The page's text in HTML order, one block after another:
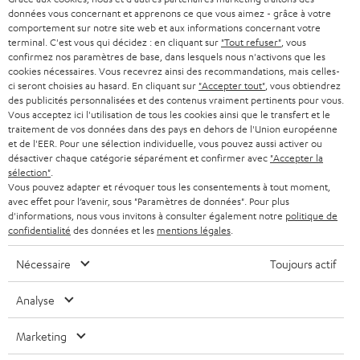
à
l
a
n
e
w
s
l
e
t
t
e
r
SYSTEMES COMPLETS HOME CINEMA
BARRES DE SON
STEREO
SMART HOME
BLUETOOTH
CASQUES AUDIO
CASQUES BLUETOOTH AUDIO
SYSTEMES COMPLETS
ENCEINTES
ULTIMA
SUPPORT
CARRIÈRE
PRESSE
B2B
BLOG
NEWSLETTER
MAGASINS
AVANTAGES D’ACHAT
L’HISTOIRE DE TEUFEL
Boutiques en ligne Teufel
ALLEMAGNE
AUTRICHE
SUISSE
PAYS-BAS
FRANCE
POLOGNE
données vous concernant et apprenons ce que vous aimez - grâce à votre
comportement sur notre site web et aux informations concernant votre
terminal. C'est vous qui décidez : en cliquant sur "Tout refuser" , vous
confirmez nos paramètres de base, dans lesquels nous n'activons que les
cookies nécessaires. Vous recevrez ainsi des recommandations, mais celles-
ci seront choisies au hasard. En cliquant sur "Accepter tout" , vous obtiendrez
des publicités personnalisées et des contenus vraiment pertinents pour vous.
Vous acceptez ici l'utilisation de tous les cookies ainsi que le transfert et le
traitement de vos données dans des pays en dehors de l'Union européenne
et de l'EER. Pour une sélection individuelle, vous pouvez aussi activer ou
désactiver chaque catégorie séparément et confirmer avec "Accepter la
sélection"
Vous pouvez adapter et révoquer tous les consentements à tout moment,
avec effet pour l’avenir, sous "Paramètres de données". Pour plus
d'informations, nous vous invitons à consulter également notre politique de
confidentialité des données et les mentions légales
Nécessaire Toujours actif
Analyse
Marketing